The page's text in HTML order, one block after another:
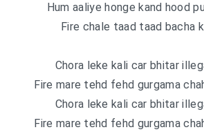
Hum aaliye honge kand hood
Fire chale taad taad bacha
Chora leke kali car bhitar
Fire mare tehd fehd gurgama
Chora leke kali car bhitar
Fire mare tehd fehd gurgama